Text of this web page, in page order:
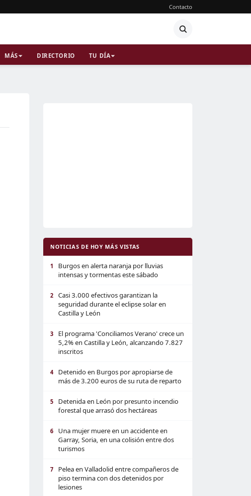
Contacto
MÁS DIRECTORIO TU DÍA
NOTICIAS DE HOY MÁS VISTAS
1
Burgos en alerta naranja por lluvias
intensas y tormentas este sábado
2
Casi 3.000 efectivos garantizan la
seguridad durante el eclipse solar en
Castilla y León
3
El programa 'Conciliamos Verano' crece un
5,2% en Castilla y León, alcanzando 7.827
inscritos
4
Detenido en Burgos por apropiarse de
más de 3.200 euros de su ruta de reparto
5
Detenida en León por presunto incendio
forestal que arrasó dos hectáreas
6
Una mujer muere en un accidente en
Garray, Soria, en una colisión entre dos
turismos
7
Pelea en Valladolid entre compañeros de
piso termina con dos detenidos por
lesiones